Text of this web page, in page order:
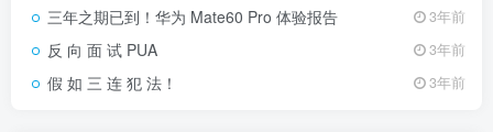
三年之期已到！华为 Mate60 Pro 体验报告 3年前
反 向 面 试 PUA 3年前
假 如 三 连 犯 法！ 3年前